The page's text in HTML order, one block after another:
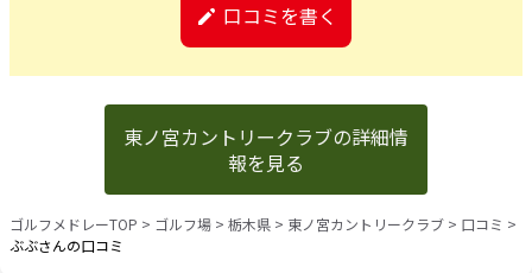
口コミを書く
東ノ宮カントリークラブの詳細情
報を見る
ゴルフメドレーTOP > ゴルフ場 > 栃木県 > 東ノ宮カントリークラブ > 口コミ >
ぶぶさんの口コミ